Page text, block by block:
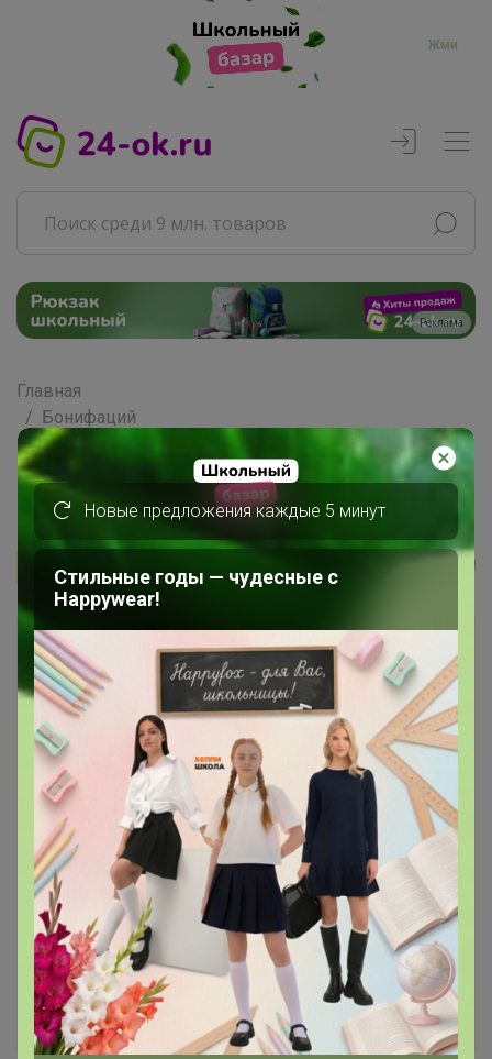
Жми
Реклама
Главная
Бонифаций
СП93 Мясотека - Фермерские...
Мясо, колбасы и деликатесы
Фермерская "мясной хлеб" колбаса...
Бонифаций
Новые предложения каждые 5 минут
Стильные годы — чудесные с
Happywear!